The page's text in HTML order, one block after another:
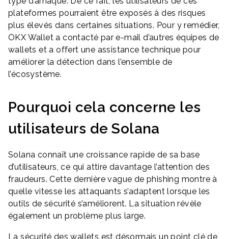
plateformes pourraient être exposés à des risques
plus élevés dans certaines situations. Pour y remédier,
OKX Wallet a contacté par e-mail d’autres équipes de
wallets et a offert une assistance technique pour
améliorer la détection dans l’ensemble de
l’écosystème.
Pourquoi cela concerne les
utilisateurs de Solana
Solana connaît une croissance rapide de sa base
d’utilisateurs, ce qui attire davantage l’attention des
fraudeurs. Cette dernière vague de phishing montre à
quelle vitesse les attaquants s’adaptent lorsque les
outils de sécurité s’améliorent. La situation révèle
également un problème plus large.
La sécurité des wallets est désormais un point clé de